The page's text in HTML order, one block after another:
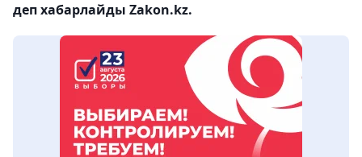
деп хабарлайды Zakon.kz.